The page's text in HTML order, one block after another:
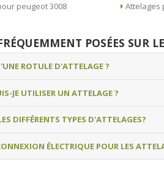
Attelages pour peugeot 3008
POSÉES SUR
ROTULE D'ATTELAGE ?
JE UTILISER UN ATTELAGE ?
DIFFÉRENTS TYPES D'ATTELAGES?
ÉLECTRIQUE POUR LES